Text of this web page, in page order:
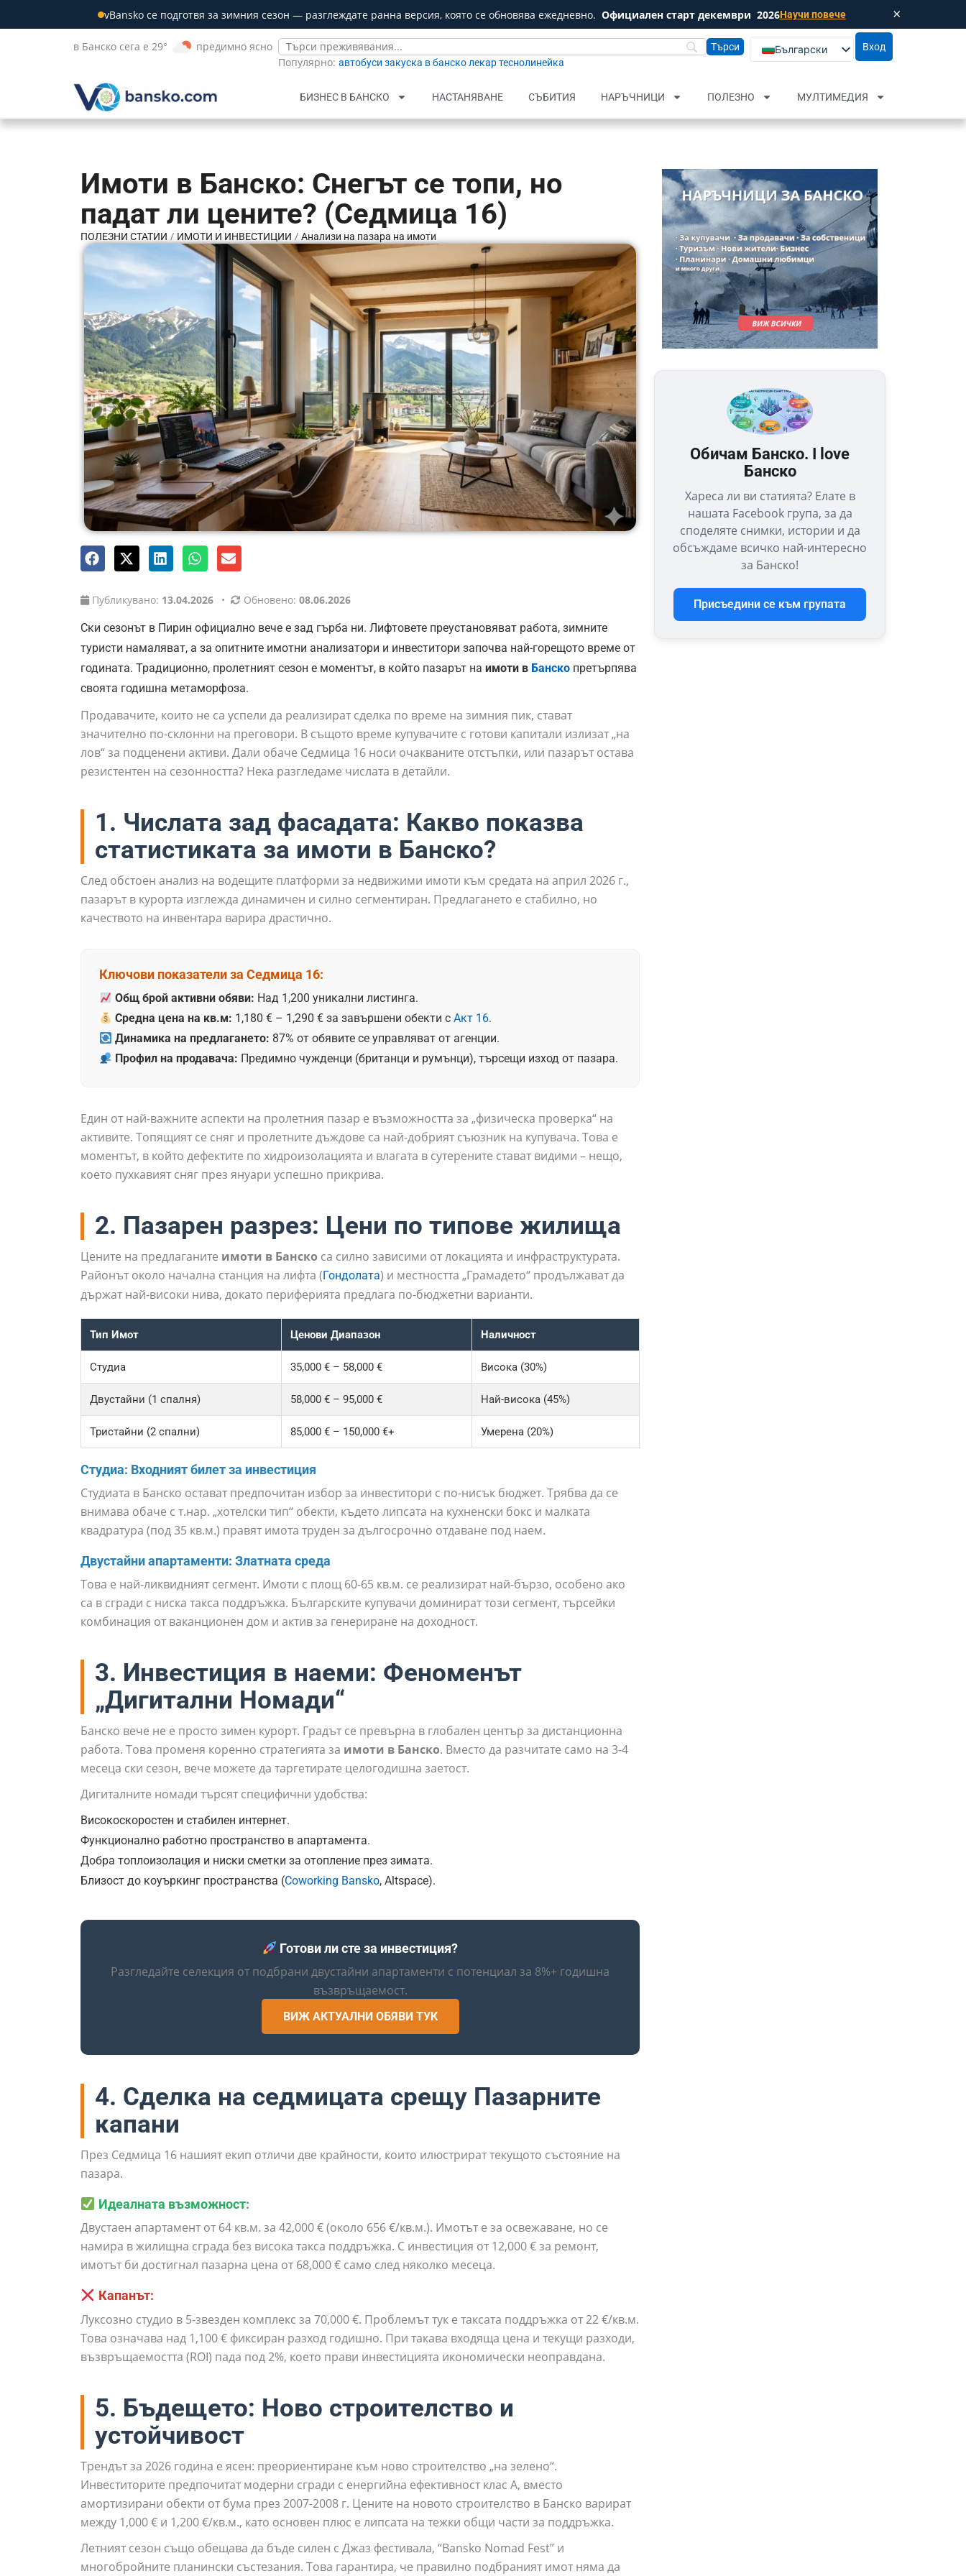
vBansko се подготвя за зимния сезон — разглеждате ранна версия, която се обновява ежедневно. Официален старт декември 2026Научи повече ×Затвори
в Банско сега е 29°
предимно ясно
Популярно: автобуси закуска в бансколекартеснолинейка
Български
Русский
Вход
БИЗНЕС В БАНСКО НАСТАНЯВАНЕ СЪБИТИЯ НАРЪЧНИЦИ ПОЛЕЗНО МУЛТИМЕДИЯ
Имоти в Банско: Снегът се топи, но
падат ли цените? (Седмица 16)
ПОЛЕЗНИ СТАТИИ / ИМОТИ И ИНВЕСТИЦИИ / Анализи на пазара на имоти
Публикувано: 13.04.2026 • Обновено: 08.06.2026
Ски сезонът в Пирин официално вече е зад гърба ни. Лифтовете преустановяват работа, зимните
туристи намаляват, а за опитните имотни анализатори и инвеститори започва най-горещото време от
годината. Традиционно, пролетният сезон е моментът, в който пазарът на имоти в Банско претърпява
своята годишна метаморфоза.
Продавачите, които не са успели да реализират сделка по време на зимния пик, стават
значително по-склонни на преговори. В същото време купувачите с готови капитали излизат „на
лов“ за подценени активи. Дали обаче Седмица 16 носи очакваните отстъпки, или пазарът остава
резистентен на сезонността? Нека разгледаме числата в детайли.
1. Числата зад фасадата: Какво показва
статистиката за имоти в Банско?
След обстоен анализ на водещите платформи за недвижими имоти към средата на април 2026 г.,
пазарът в курорта изглежда динамичен и силно сегментиран. Предлагането е стабилно, но
качеството на инвентара варира драстично.
Ключови показатели за Седмица 16:
Общ брой активни обяви: Над 1,200 уникални листинга.
Средна цена на кв.м: 1,180 € – 1,290 € за завършени обекти сАкт 16.
Динамика на предлагането: 87% от обявите се управляват от агенции.
Профил на продавача: Предимно чужденци (британци и румънци), търсещи изход от пазара.
Един от най-важните аспекти на пролетния пазар е възможността за „физическа проверка“ на
активите. Топящият се сняг и пролетните дъждове са най-добрият съюзник на купувача. Това е
моментът, в който дефектите по хидроизолацията и влагата в сутерените стават видими – нещо,
което пухкавият сняг през януари успешно прикрива.
2. Пазарен разрез: Цени по типове жилища
Цените на предлаганите имоти в Банско са силно зависими от локацията и инфраструктурата.
Районът около начална станция на лифта (Гондолата) и местността „Грамадето“ продължават да
държат най-високи нива, докато периферията предлага по-бюджетни варианти.
Тип Имот Ценови Диапазон Наличност
Студиа 35,000 € – 58,000 € Висока (30%)
Двустайни (1 спалня) 58,000 € – 95,000 € Най-висока (45%)
Тристайни (2 спални) 85,000 € – 150,000 €+ Умерена (20%)
Студиа: Входният билет за инвестиция
Студиата в Банско остават предпочитан избор за инвеститори с по-нисък бюджет. Трябва да се
внимава обаче с т.нар. „хотелски тип“ обекти, където липсата на кухненски бокс и малката
квадратура (под 35 кв.м.) правят имота труден за дългосрочно отдаване под наем.
Двустайни апартаменти: Златната среда
Това е най-ликвидният сегмент. Имоти с площ 60-65 кв.м. се реализират най-бързо, особено ако
са в сгради с ниска такса поддръжка. Българските купувачи доминират този сегмент, търсейки
комбинация от ваканционен дом и актив за генериране на доходност.
3. Инвестиция в наеми: Феноменът
„Дигитални Номади“
Банско вече не е просто зимен курорт. Градът се превърна в глобален център за дистанционна
работа. Това променя коренно стратегията за имоти в Банско. Вместо да разчитате само на 3-4
месеца ски сезон, вече можете да таргетирате целогодишна заетост.
Дигиталните номади търсят специфични удобства:
Високоскоростен и стабилен интернет.
Функционално работно пространство в апартамента.
Добра топлоизолация и ниски сметки за отопление през зимата.
Близост до коуъркинг пространства (Coworking Bansko, Altspace).
Готови ли сте за инвестиция?
Разгледайте селекция от подбрани двустайни апартаменти с потенциал за 8%+ годишна
възвръщаемост.
ВИЖ АКТУАЛНИ ОБЯВИ ТУК
4. Сделка на седмицата срещу Пазарните
капани
През Седмица 16 нашият екип отличи две крайности, които илюстрират текущото състояние на
пазара.
Идеалната възможност:
Двустаен апартамент от 64 кв.м. за 42,000 € (около 656 €/кв.м.). Имотът е за освежаване, но се
намира в жилищна сграда без висока такса поддръжка. С инвестиция от 12,000 € за ремонт,
имотът би достигнал пазарна цена от 68,000 € само след няколко месеца.
Капанът:
Луксозно студио в 5-звезден комплекс за 70,000 €. Проблемът тук е таксата поддръжка от 22 €/кв.м.
Това означава над 1,100 € фиксиран разход годишно. При такава входяща цена и текущи разходи,
възвръщаемостта (ROI) пада под 2%, което прави инвестицията икономически неоправдана.
5. Бъдещето: Ново строителство и
устойчивост
Трендът за 2026 година е ясен: преориентиране към ново строителство „на зелено“.
Инвеститорите предпочитат модерни сгради с енергийна ефективност клас А, вместо
амортизирани обекти от бума през 2007-2008 г. Цените на новото строителство в Банско варират
между 1,000 € и 1,200 €/кв.м., като основен плюс е липсата на тежки общи части за поддръжка.
Летният сезон също обещава да бъде силен с Джаз фестивала, “Bansko Nomad Fest” и
многобройните планински състезания. Това гарантира, че правилно подбраният имот няма да
Обичам Банско. I love
Банско
Хареса ли ви статията? Елате в
нашата Facebook група, за да
споделяте снимки, истории и да
обсъждаме всичко най-интересно
за Банско!
Присъедини се към групата